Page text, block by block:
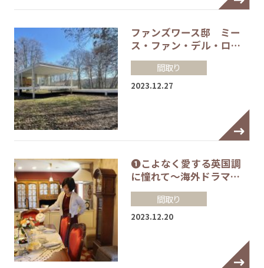
ファンズワース邸 ミー
ス・ファン・デル・ロ…
間取り
2023.12.27
❶こよなく愛する英国調
に憧れて～海外ドラマ…
間取り
2023.12.20